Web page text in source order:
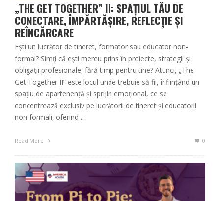
„THE GET TOGETHER” II: SPAȚIUL TĂU DE
CONECTARE, ÎMPĂRTĂȘIRE, REFLECȚIE ȘI
REÎNCĂRCARE
Ești un lucrător de tineret, formator sau educator non-
formal? Simți că ești mereu prins în proiecte, strategii și
obligații profesionale, fără timp pentru tine? Atunci, „The
Get Together II” este locul unde trebuie să fii, înființând un
spațiu de apartenență și sprijin emoțional, ce se
concentrează exclusiv pe lucrătorii de tineret și educatorii
non-formali, oferind …
Read More 0